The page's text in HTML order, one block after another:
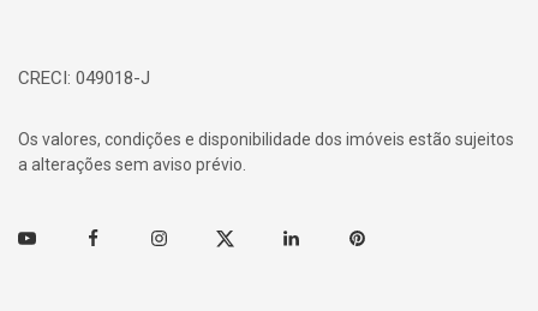
CRECI: 049018-J
Os valores, condições e disponibilidade dos imóveis estão sujeitos
a alterações sem aviso prévio.
Youtube FacebookInstagramTwitter Linkedin Pinterest